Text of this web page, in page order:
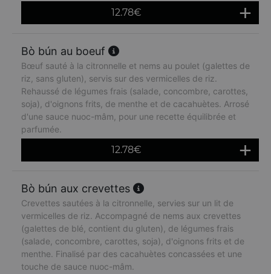
12.78€
Bò bún au boeuf
Bœuf sauté à la citronnelle et nems au poulet (galettes de
riz, sans gluten), servis sur des vermicelles de riz.
Rehaussé de légumes frais (salade, concombre, carottes,
soja), d'oignons frits, de menthe et de cacahuètes. Arrosé
d'une sauce nuoc-mâm, pour une recette équilibrée et
parfumée.
12.78€
Bò bún aux crevettes
Crevettes sautées à la citronnelle, servies sur un lit de
vermicelles de riz. Accompagné de nems aux crevettes
(galettes de blé, contient du gluten), de légumes frais
(salade, concombre, carottes, soja), d'oignons frits et de
menthe. Finalisé par des cacahuètes concassées et une
touche de sauce nuoc-mâm.